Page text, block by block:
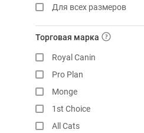
Для всех размеров
Торговая марка
Royal Canin
Pro Plan
Monge
1st Choice
All Cats